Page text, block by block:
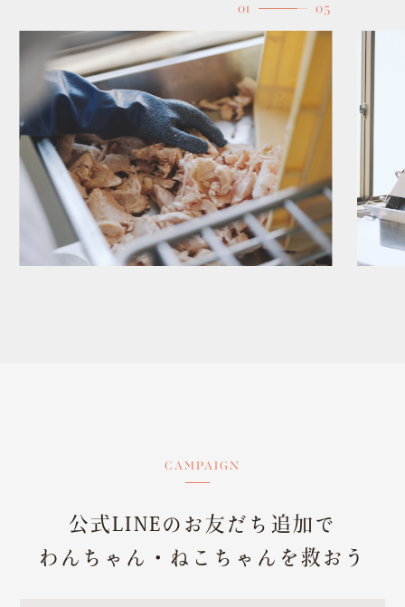
01 05
CAMPAIGN
公式LINEのお友だち追加で
わんちゃん・ねこちゃんを救おう